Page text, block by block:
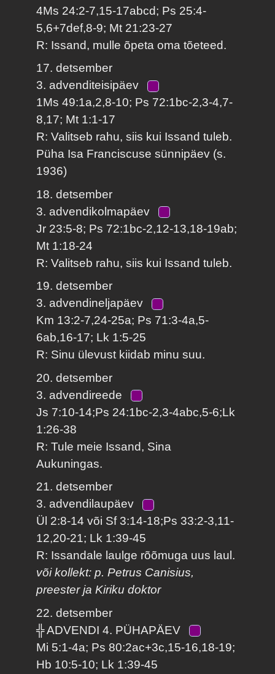
4Ms 24:2-7,15-17abcd; Ps 25:4-
5,6+7def,8-9; Mt 21:23-27
R: Issand, mulle õpeta oma tõeteed.
17. detsember
3. advenditeisipäev
1Ms 49:1a,2,8-10; Ps 72:1bc-2,3-4,7-
8,17; Mt 1:1-17
R: Valitseb rahu, siis kui Issand tuleb.
Püha Isa Franciscuse sünnipäev (s.
1936)
18. detsember
3. advendikolmapäev
Jr 23:5-8; Ps 72:1bc-2,12-13,18-19ab;
Mt 1:18-24
R: Valitseb rahu, siis kui Issand tuleb.
19. detsember
3. advendineljapäev
Km 13:2-7,24-25a; Ps 71:3-4a,5-
6ab,16-17; Lk 1:5-25
R: Sinu ülevust kiidab minu suu.
20. detsember
3. advendireede
Js 7:10-14;Ps 24:1bc-2,3-4abc,5-6;Lk
1:26-38
R: Tule meie Issand, Sina
Aukuningas.
21. detsember
3. advendilaupäev
Ül 2:8-14 või Sf 3:14-18;Ps 33:2-3,11-
12,20-21; Lk 1:39-45
R: Issandale laulge rõõmuga uus laul.
või kollekt: p. Petrus Canisius,
preester ja Kiriku doktor
22. detsember
╬ ADVENDI 4. PÜHAPÄEV
Mi 5:1-4a; Ps 80:2ac+3c,15-16,18-19;
Hb 10:5-10; Lk 1:39-45